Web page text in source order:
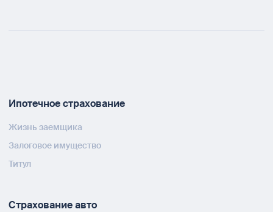
Ипотечное страхование
Жизнь заемщика
Залоговое имущество
Титул
Страхование авто